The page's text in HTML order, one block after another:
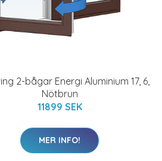
2-bågar Energi Aluminium 17, 6,
Nötbrun
11899 SEK
MER INFO!